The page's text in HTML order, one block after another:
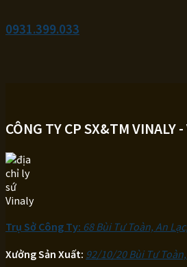
0931.399.033
CÔNG TY CP SX&TM VINALY -
Trụ Sở Công Ty: 68 Bùi Tư Toàn, An
Xưởng Sản Xuất: 92/10/20 Bùi Tư